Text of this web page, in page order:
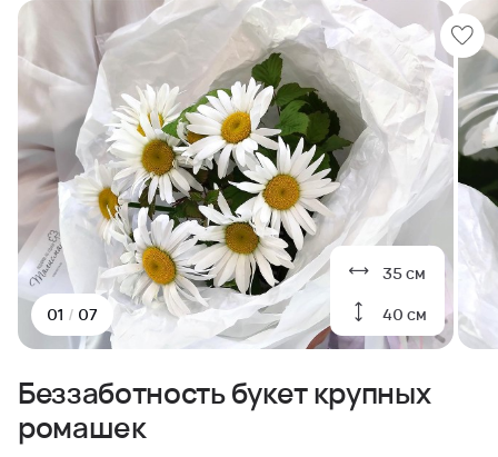
35 см
40 см
01 / 07
Беззаботность букет крупных
ромашек